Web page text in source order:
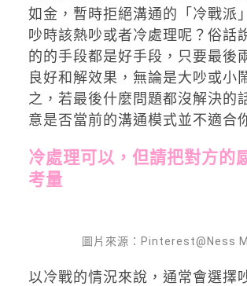
如金，暫時拒絕溝通的「冷戰派
吵時該熱吵或者冷處理呢？俗話
的的手段都是好手段，只要最後
良好和解效果，無論是大吵或小
之，若最後什麼問題都沒解決的
意是否當前的溝通模式並不適合
冷處理可以，但請把對方的
考量
圖片來源：Pinterest@Ness
以冷戰的情況來說，通常會選擇